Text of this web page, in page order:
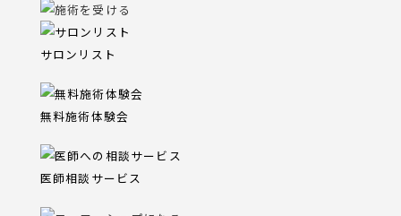
サロンリスト
無料施術体験会
医師相談サービス